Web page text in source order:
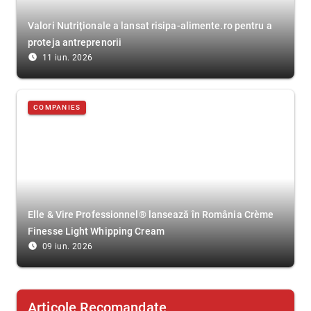
Valori Nutriționale a lansat risipa-alimente.ro pentru a
proteja antreprenorii
access_time_filled 11 iun. 2026
COMPANIES
Elle & Vire Professionnel® lansează în România Crème
Finesse Light Whipping Cream
access_time_filled 09 iun. 2026
Articole Recomandate